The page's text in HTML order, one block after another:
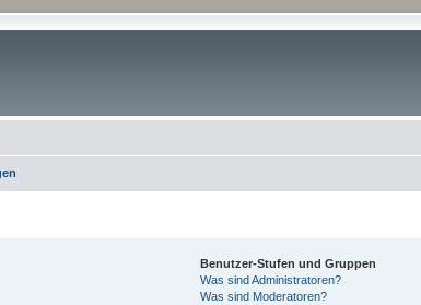
Benutzer-Stufen und Gruppen
Was sind Administratoren?
Was sind Moderatoren?